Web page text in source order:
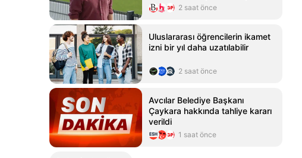
2 saat önce
Uluslararası öğrencilerin ikamet
izni bir yıl daha uzatılabilir
2 saat önce
Avcılar Belediye Başkanı
Çaykara hakkında tahliye kararı
verildi
1 saat önce